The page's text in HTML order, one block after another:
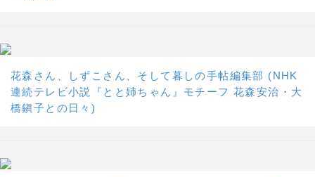
花森さん、しずこさん、そして暮しの手帖編集部 (NHK
連続テレビ小説『とと姉ちゃん』モチーフ 花森安治・大
橋鎭子との日々)